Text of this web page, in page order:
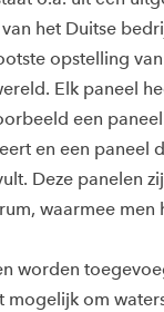
het Duitse
opstelling
Elk paneel
een
en een paneel
Deze panelen
waarmee men
worden
mogelijk om